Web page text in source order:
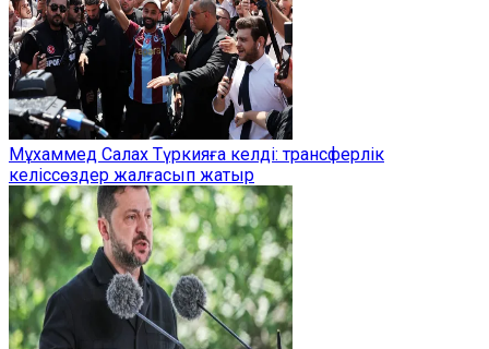
Мұхаммед Салах Түркияға келді: трансферлік
келіссөздер жалғасып жатыр